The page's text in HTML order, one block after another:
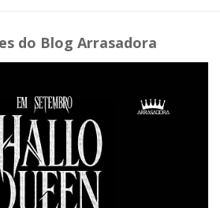
do Blog Arrasadora